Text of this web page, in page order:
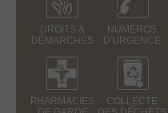
DROITS &
DÉMARCHES
NUMÉROS
D'URGENCE
PHARMACIES
COLLECTE